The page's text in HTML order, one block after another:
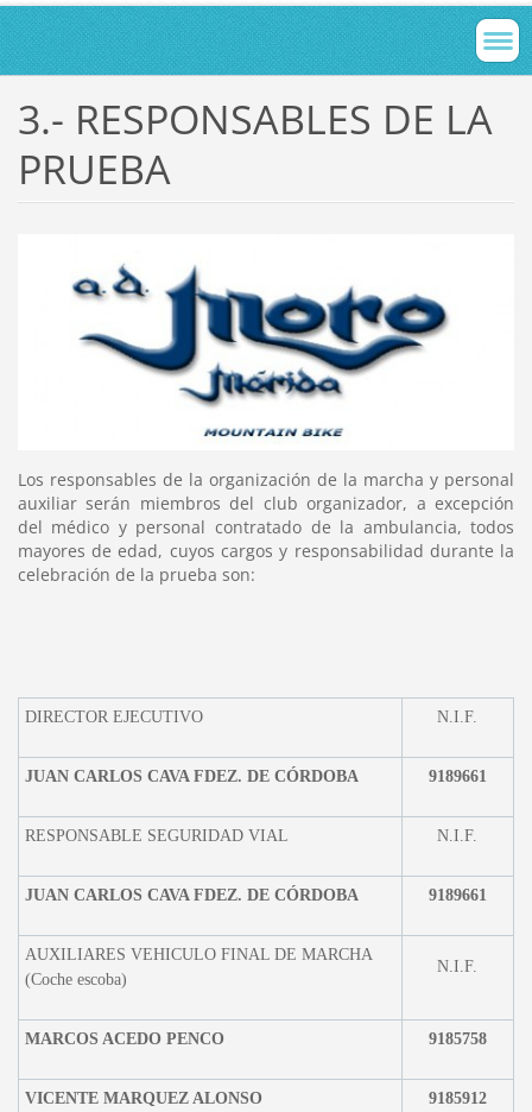
3.- RESPONSABLES DE LA
PRUEBA
Los responsables de la organización de la marcha y personal
auxiliar serán miembros del club organizador, a excepción
del médico y personal contratado de la ambulancia, todos
mayores de edad, cuyos cargos y responsabilidad durante la
celebración de la prueba son:
DIRECTOR EJECUTIVO N.I.F.
JUAN CARLOS CAVA FDEZ. DE CÓRDOBA 9189661
RESPONSABLE SEGURIDAD VIAL N.I.F.
JUAN CARLOS CAVA FDEZ. DE CÓRDOBA 9189661
AUXILIARES VEHICULO FINAL DE MARCHA
(Coche escoba)
N.I.F.
MARCOS ACEDO PENCO 9185758
VICENTE MARQUEZ ALONSO 9185912